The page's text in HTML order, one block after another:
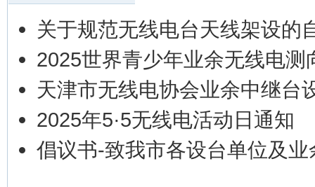
关于规范无线电台天线架设的
2025世界青少年业余无线电测
天津市无线电协会业余中继台
2025年5·5无线电活动日通知
倡议书-致我市各设台单位及